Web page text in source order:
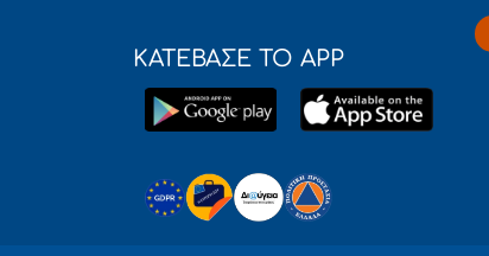
ΚΑΤΕΒΑΣΕ ΤΟ APP